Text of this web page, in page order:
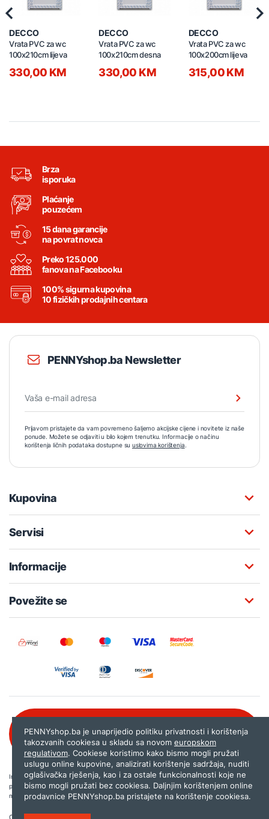
DECCO
Vrata PVC za wc
100x210cm lijeva
330,00 KM
DECCO
Vrata PVC za wc
100x210cm desna
330,00 KM
DECCO
Vrata PVC za wc
100x200cm lijeva
315,00 KM
Brza
isporuka
Plaćanje
pouzećem
15 dana garancije
na povrat novca
Preko 125.000
fanova na Facebooku
100% sigurna kupovina
10 fizičkih prodajnih centara
PENNYshop.ba Newsletter
Prijavom pristajete da vam povremeno šaljemo akcijske cijene i novitete iz naše
ponude. Možete se odjaviti u bilo kojem trenutku. Informacije o načinu
korištenja ličnih podataka dostupne su uslovima korištenja.
Kupovina
Servisi
Informacije
Povežite se
080 020 261
Internet trgovina PENNYshop.ba nastoji objavljivati samo provjerene i pravilne
podatke. Ako na našoj stranici otkrijete neistinite, odnosno neadekvatne informacije,
molimo vas da nam to javite nashop@pennyplus.com .
Copyright © 2026.
PENNYshop.ba je unaprijedio politiku privatnosti i korištenja
takozvanih cookiesa u skladu sa novom europskom
regulativom. Cookiese koristimo kako bismo mogli pružati
uslugu online kupovine, analizirati korištenje sadržaja, nuditi
oglašivačka rješenja, kao i za ostale funkcionalnosti koje ne
bismo mogli pružati bez cookiesa. Daljnjim korištenjem online
prodavnice PENNYshop.ba pristajete na korištenje cookiesa.